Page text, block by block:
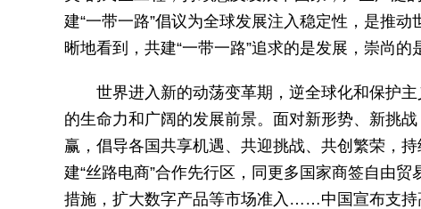
建“一带一路”倡议为全球发展注入稳定性，是推
晰地看到，共建“一带一路”追求的是发展，崇尚的
世界进入新的动荡变革期，逆全球化和保护
的生命力和广阔的发展前景。面对新形势、新挑
赢，倡导各国共享机遇、共迎挑战、共创繁荣，
建“丝路电商”合作先行区，同更多国家商签自由
措施，扩大数字产品等市场准入……中国宣布支持